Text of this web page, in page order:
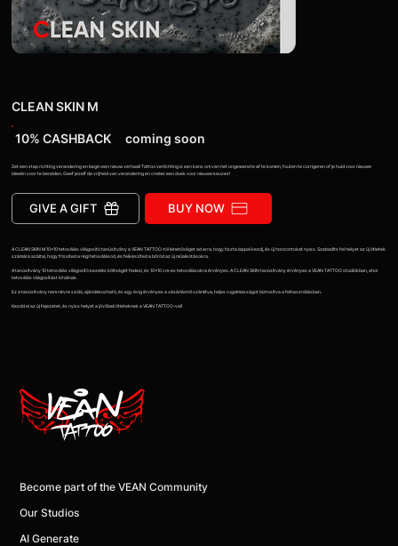
CLEAN SKIN M
10% СASHBACK coming soon
Zet een stap richting verandering en begin een nieuw verhaal! Tattoo verlichting is een kans om van het ongewenste af te komen, fouten te corrigeren of je huid voor nieuwe
ideeën voor te bereiden. Geef jezelf de vrijheid van verandering en creëer een doek voor nieuwe keuzes!
GIVE A GIFT BUY NOW
A CLEAN SKIN M 10x10 tetoválás világosító tanúsítvány a VEAN TATTOO-tól lehetőséget ad arra, hogy tiszta lappal kezdj, és új horizontokat nyiss. Szabadíts fel helyet az új ötletek
számára azáltal, hogy frissíted a régi tetoválásod, és felkészíted a bőröd az új műalkotásokra.
A tanúsítvány 10 tetoválás világosító kezelés költségét fedezi, és 10x10 cm-es tetoválásokra érvényes. A CLEAN SKIN tanúsítvány érvényes a VEAN TATTOO stúdiókban, ahol
tetoválás világosítást kínálnak.
Ez a tanúsítvány nem névre szóló, ajándékozható, és egy évig érvényes a vásárlástól számítva, teljes rugalmasságot biztosítva a felhasználásban.
Kezdd el az új fejezetet, és nyiss helyet a jövőbeli ötleteknek a VEAN TATTOO-val!
Become part of the VEAN Community
Our Studios
AI Generate